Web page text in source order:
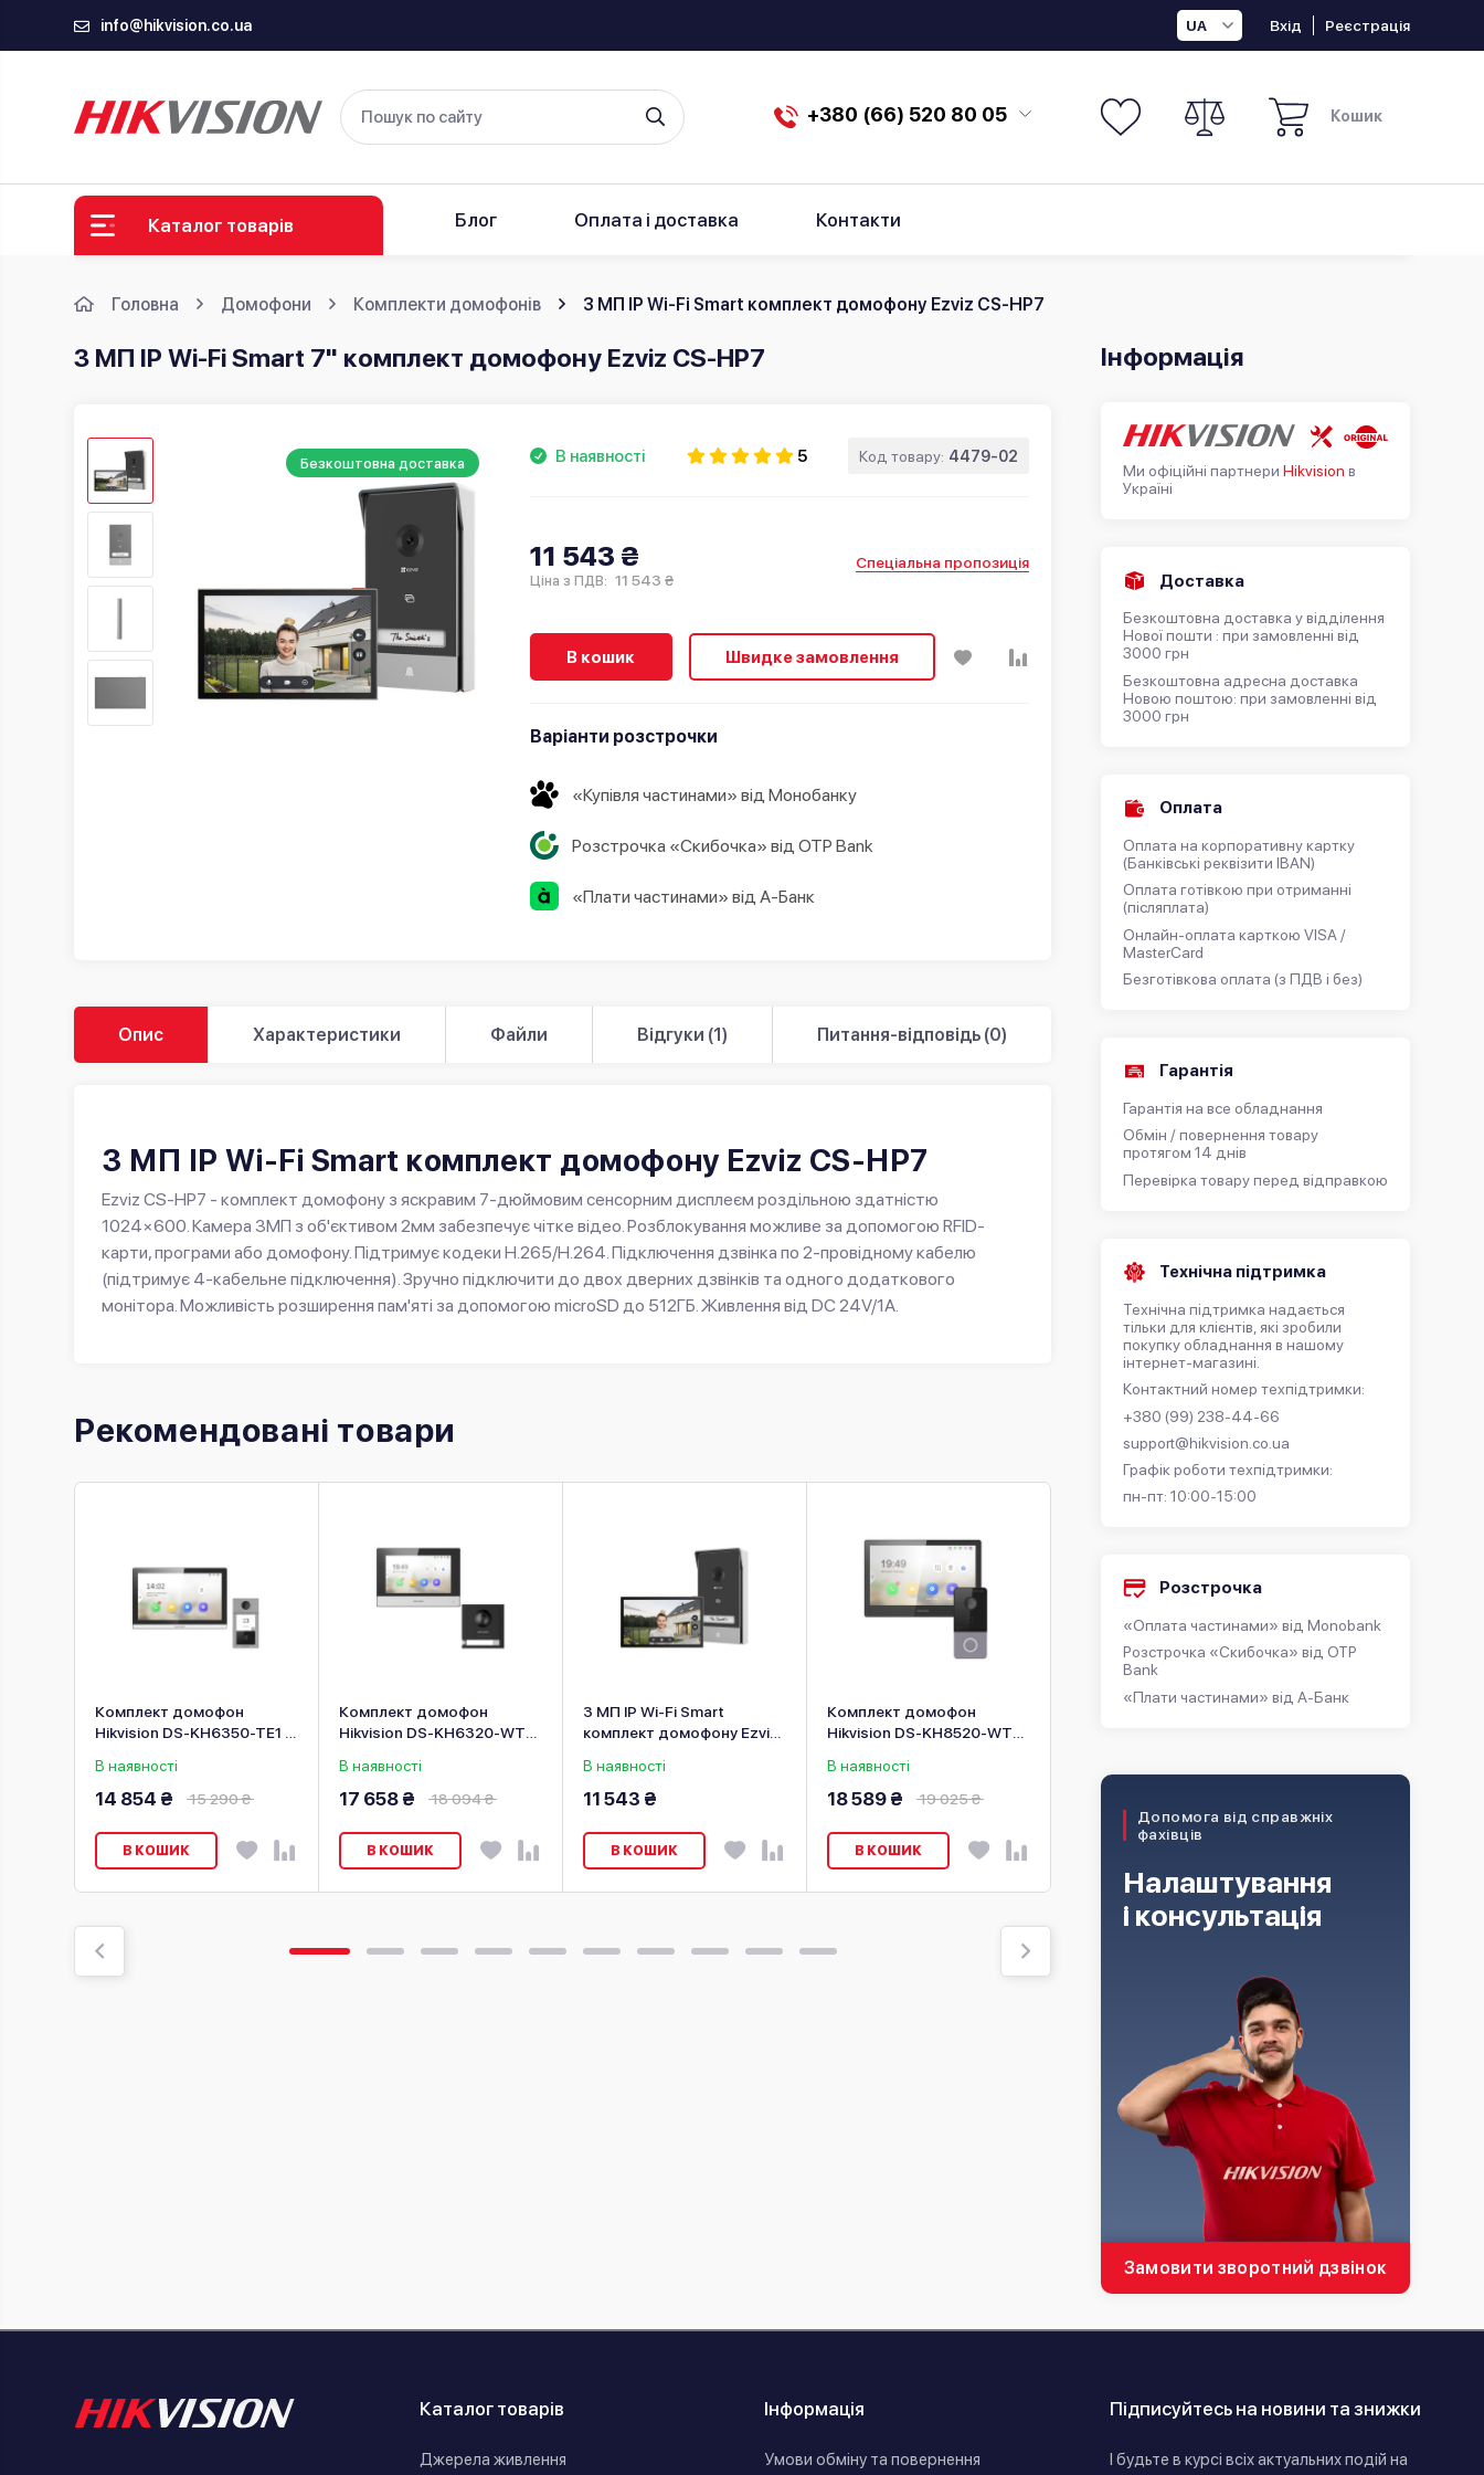
info@hikvision.co.ua UA Вхід Реєстрація
+380 (66) 520 80 05 Кошик
Каталог товарів Блог Оплата і доставка Контакти
Головна Домофони Комплекти домофонів 3 МП IP Wi-Fi Smart комплект домофону Ezviz CS-HP7
Інформація
Ми офіційні партнери Hikvision в
Україні
Доставка
Безкоштовна доставка у відділення
Нової пошти : при замовленні від
3000 грн
Безкоштовна адресна доставка
Новою поштою: при замовленні від
3000 грн
Оплата
Оплата на корпоративну картку
(Банківські реквізити IBAN)
Оплата готівкою при отриманні
(післяплата)
Онлайн-оплата карткою VISA /
MasterCard
Безготівкова оплата (з ПДВ і без)
Гарантія
Гарантія на все обладнання
Обмін / повернення товару
протягом 14 днів
Перевірка товару перед відправкою
Технічна підтримка
Технічна підтримка надається
тільки для клієнтів, які зробили
покупку обладнання в нашому
інтернет-магазині.
Контактний номер техпідтримки:
+380 (99) 238-44-66
support@hikvision.co.ua
Графік роботи техпідтримки:
пн-пт: 10:00-15:00
Розстрочка
«Оплата частинами» від Monobank
Розстрочка «Скибочка» від OTP
Bank
«Плати частинами» від А-Банк
Допомога від справжніх
фахівців
Налаштування
і консультація
Замовити зворотний дзвінок
3 МП IP Wi-Fi Smart 7" комплект домофону Ezviz CS-HP7
Безкоштовна доставка В наявності 5 Код товару: 4479-02
11 543 ₴ Спеціальна пропозиція
Ціна з ПДВ: 11 543 ₴
В кошик Швидке замовлення
Варіанти розстрочки
«Купівля частинами» від Монобанку
Розстрочка «Скибочка» від OTP Bank
«Плати частинами» від А-Банк
Опис Характеристики Файли Відгуки (1) Питання-відповідь (0)
3 МП IP Wi-Fi Smart комплект домофону Ezviz CS-HP7
Ezviz CS-HP7 - комплект домофону з яскравим 7-дюймовим сенсорним дисплеєм роздільною здатністю
1024×600. Камера 3МП з об'єктивом 2мм забезпечує чітке відео. Розблокування можливе за допомогою RFID-
карти, програми або домофону. Підтримує кодеки H.265/H.264. Підключення дзвінка по 2-провідному кабелю
(підтримує 4-кабельне підключення). Зручно підключити до двох дверних дзвінків та одного додаткового
монітора. Можливість розширення пам'яті за допомогою microSD до 512ГБ. Живлення від DC 24V/1A.
Рекомендовані товари
Комплект домофон
Hikvision DS-KH6350-TE1 +
KV8113-WME1(C)/Europe
BV
В наявності
14 854 ₴ 15 290 ₴
В КОШИК
Комплект домофон
Hikvision DS-KH6320-WTE1
KD8003-IME1/Plastic
В наявності
17 658 ₴ 18 094 ₴
В КОШИК
3 МП IP Wi-Fi Smart
комплект домофону Ezviz
В наявності
11 543 ₴
В КОШИК
Комплект домофон
Hikvision DS-KH8520-WTE1
KV6103-PE1(С)
В наявності
18 589 ₴ 19 025 ₴
В КОШИК
монтажний бокс DS-
KV8413-
Каталог товарів
Джерела живлення
Інформація
Умови обміну та повернення
Підписуйтесь на новини та знижки
І будьте в курсі всіх актуальних подій на